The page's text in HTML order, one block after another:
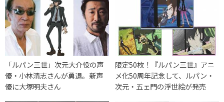
「ルパン三世」次元大介役の声
優・小林清志さんが勇退。新声
優に大塚明夫さん
限定50枚！『ルパン三世』アニ
メ化50周年記念して、ルパン・
次元・五ェ門の浮世絵が発売